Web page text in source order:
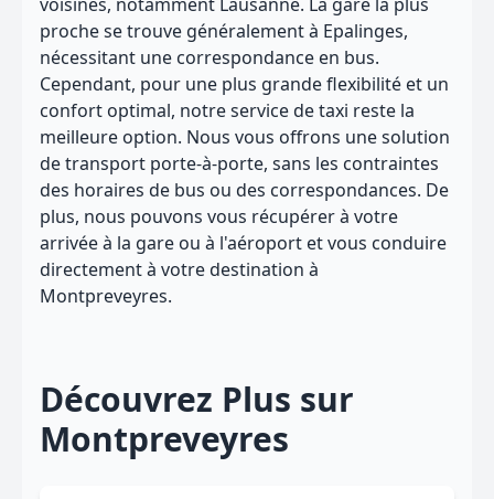
proche se trouve généralement à Epalinges,
nécessitant une correspondance en bus.
Cependant, pour une plus grande flexibilité et un
confort optimal, notre service de taxi reste la
meilleure option. Nous vous offrons une solution
de transport porte-à-porte, sans les contraintes
des horaires de bus ou des correspondances. De
plus, nous pouvons vous récupérer à votre
arrivée à la gare ou à l'aéroport et vous conduire
directement à votre destination à
Montpreveyres.
Découvrez Plus sur
Montpreveyres